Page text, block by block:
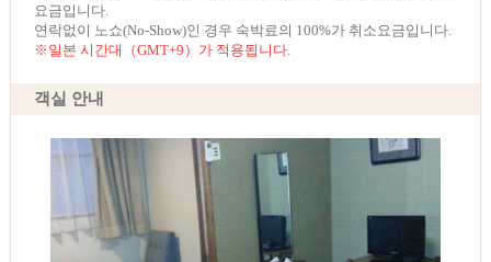
요금입니다.
연락없이 노쇼(No-Show)인 경우 숙박료의 100%가 취소요금입니다.
※일본 시간대（GMT+9）가 적용됩니다.
객실 안내